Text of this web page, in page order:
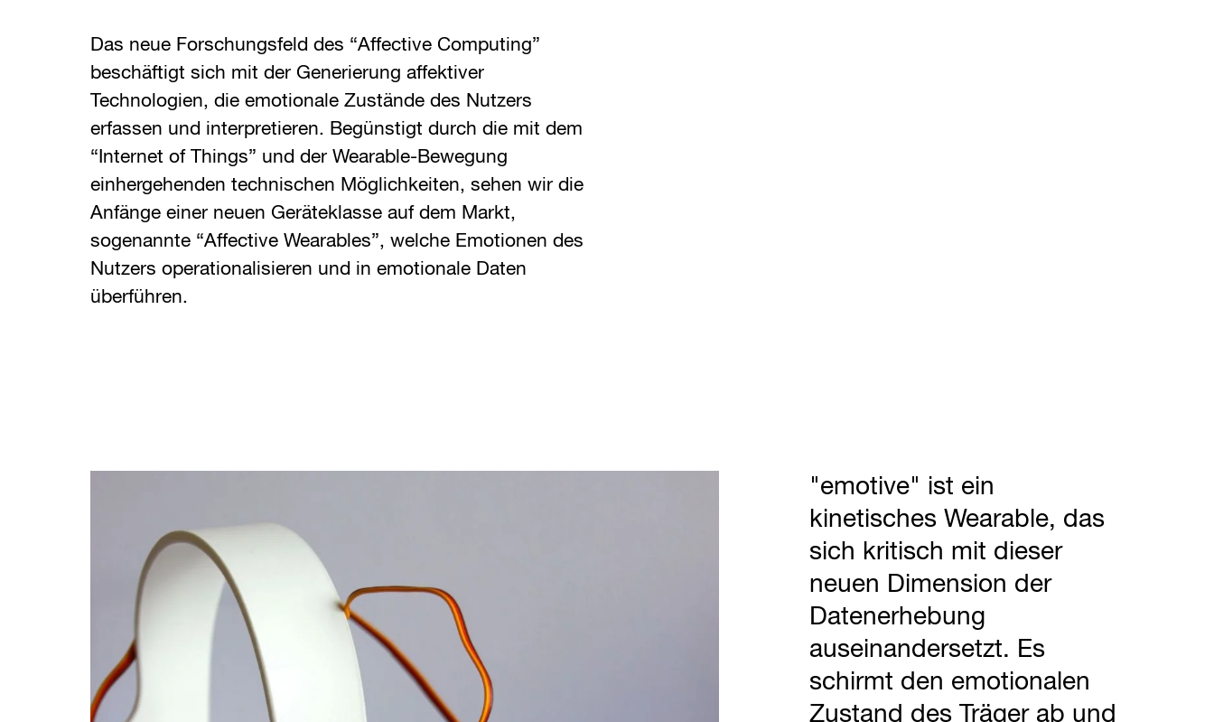
Das neue Forschungsfeld des “Affective Computing”
beschäftigt sich mit der Generierung affektiver
Technologien, die emotionale Zustände des Nutzers
erfassen und interpretieren. Begünstigt durch die mit dem
“Internet of Things” und der Wearable-Bewegung
einhergehenden technischen Möglichkeiten, sehen wir die
Anfänge einer neuen Geräteklasse auf dem Markt,
sogenannte “Affective Wearables”, welche Emotionen des
Nutzers operationalisieren und in emotionale Daten
überführen.
"emotive" ist ein
kinetisches Wearable, das
sich kritisch mit dieser
neuen Dimension der
Datenerhebung
auseinandersetzt. Es
schirmt den emotionalen
Zustand des Träger ab und